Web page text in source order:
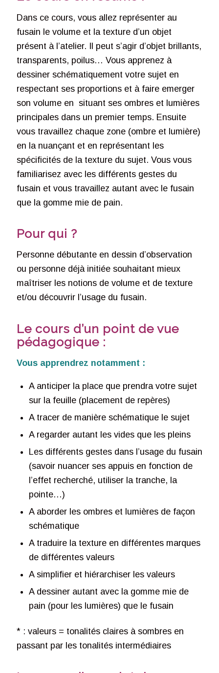
Dans ce cours, vous allez représenter au
fusain le volume et la texture d’un objet
présent à l’atelier. Il peut s’agir d’objet brillants,
transparents, poilus… Vous apprenez à
dessiner schématiquement votre sujet en
respectant ses proportions et à faire emerger
son volume en situant ses ombres et lumières
principales dans un premier temps. Ensuite
vous travaillez chaque zone (ombre et lumière)
en la nuançant et en représentant les
spécificités de la texture du sujet. Vous vous
familiarisez avec les différents gestes du
fusain et vous travaillez autant avec le fusain
que la gomme mie de pain.
Pour qui ?
Personne débutante en dessin d’observation
ou personne déjà initiée souhaitant mieux
maîtriser les notions de volume et de texture
et/ou découvrir l’usage du fusain.
Le cours d’un point de vue
pédagogique :
Vous apprendrez notamment :
A anticiper la place que prendra votre sujet
sur la feuille (placement de repères)
A tracer de manière schématique le sujet
A regarder autant les vides que les pleins
Les différents gestes dans l’usage du fusain
(savoir nuancer ses appuis en fonction de
l’effet recherché, utiliser la tranche, la
pointe…)
A aborder les ombres et lumières de façon
schématique
A traduire la texture en différentes marques
de différentes valeurs
A simplifier et hiérarchiser les valeurs
A dessiner autant avec la gomme mie de
pain (pour les lumières) que le fusain
* : valeurs = tonalités claires à sombres en
passant par les tonalités intermédiaires